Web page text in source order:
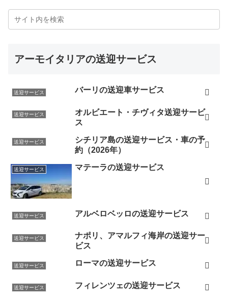
アーモイタリアの送迎サービス
送迎サービス バーリの送迎車サービス
送迎サービス
オルビエート・チヴィタ送迎サービ
ス
送迎サービス
シチリア島の送迎サービス・車の予
約（2026年）
送迎サービス マテーラの送迎サービス
送迎サービス アルベロベッロの送迎サービス
送迎サービス
ナポリ、アマルフィ海岸の送迎サー
ビス
送迎サービス ローマの送迎サービス
送迎サービス フィレンツェの送迎サービス